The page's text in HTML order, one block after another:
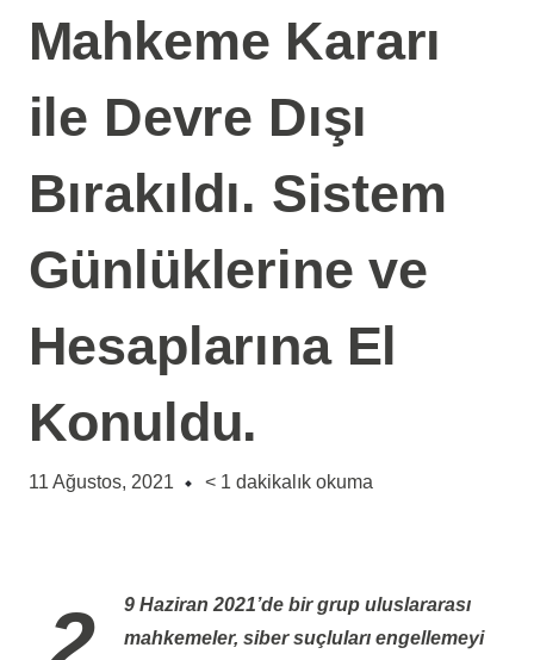
Mahkeme Kararı
ile Devre Dışı
Bırakıldı. Sistem
Günlüklerine ve
Hesaplarına El
Konuldu.
11 Ağustos, 2021 < 1 dakikalık okuma
29 Haziran 2021’debir grup uluslararası
mahkemeler, siber suçluları engellemeyi